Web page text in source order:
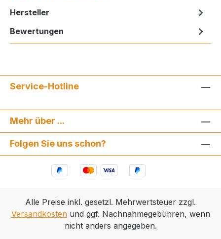
Hersteller
Bewertungen
Service-Hotline
Mehr über ...
Folgen Sie uns schon?
Alle Preise inkl. gesetzl. Mehrwertsteuer zzgl.
Versandkostenund ggf. Nachnahmegebühren, wenn
nicht anders angegeben.